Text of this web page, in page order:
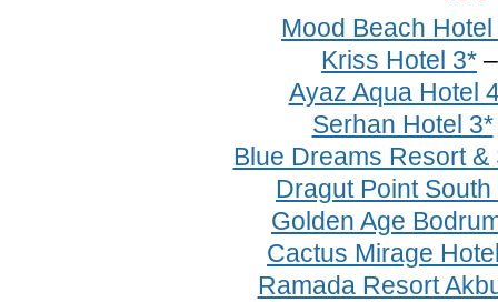
Mood Beach Hotel
Kriss Hotel 3*
Ayaz Aqua Hotel
Serhan Hotel 3*
Blue Dreams Resort &
Dragut Point South
Golden Age
Cactus Mirage
Ramada Resort